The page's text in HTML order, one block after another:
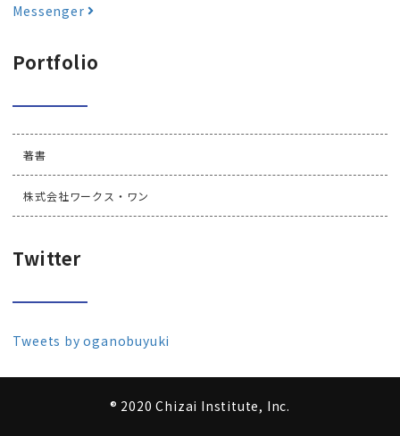
Messenger
Portfolio
著書
株式会社ワークス・ワン
Twitter
Tweets by oganobuyuki
® 2020 Chizai Institute, Inc.